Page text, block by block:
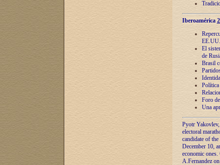
Iberoamérica
EE.UU.
El
de
Brasil
Política
Foro
Una
Pyotr
electoral
candidate of
December 10,
economic
A.Fernandez